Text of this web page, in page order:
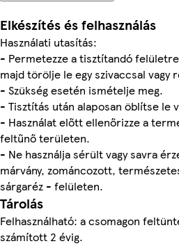
Elkészítés és felhasználás
Használati utasítás:
- Permetezze a tisztítandó
majd törölje le egy szivaccsal vagy
- Szükség esetén ismételje meg.
- Tisztítás után alaposan öblítse le
- Használat előtt ellenőrizze a
feltűnő területen.
- Ne használja sérült vagy savra
márvány, zománcozott,
sárgaréz - felületen.
Tárolás
Felhasználható: a csomagon
számított 2 évig.